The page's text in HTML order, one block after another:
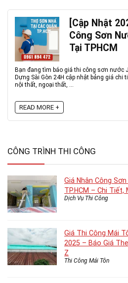
[Cập Nhật
Công Sơn
Tại TPHCM
Bạn đang tìm báo giá thi công sơn nước
Dựng Sài Gòn 24H cập nhật bảng giá
nội thất, ngoại thất, ...
READ MORE +
CÔNG TRÌNH THI CÔNG
Giá Nhân Công
TP.HCM – Chi
Dịch Vụ Thi Công
Giá Thi Công Mái
2025 – Báo Giá
Z
Thi Công Mái Tôn